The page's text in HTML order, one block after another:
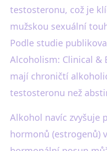
testosteronu, což je
mužskou sexuální
Podle studie
Alcoholism: Clinical &
mají chroničtí
testosteronu než
Alkohol navíc zvyšuje
hormonů (estrogenů)